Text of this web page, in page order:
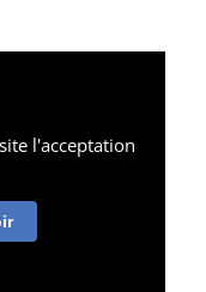
l'acceptation